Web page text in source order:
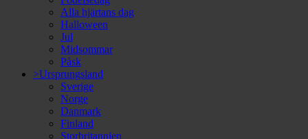
Alla hjärtans dag
Halloween
Jul
Midsommar
Påsk
>Ursprungsland
Sverige
Norge
Danmark
Finland
Storbritannien